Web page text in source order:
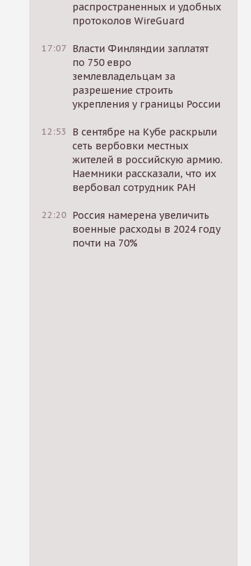
распространенных и удобных
протоколов WireGuard
17:07 Власти Финляндии заплатят
по 750 евро
землевладельцам за
разрешение строить
укрепления у границы России
12:53
В сентябре на Кубе раскрыли
сеть вербовки местных
жителей в российскую армию.
Наемники рассказали, что их
вербовал сотрудник РАН
22:20 Россия намерена увеличить
военные расходы в 2024 году
почти на 70%